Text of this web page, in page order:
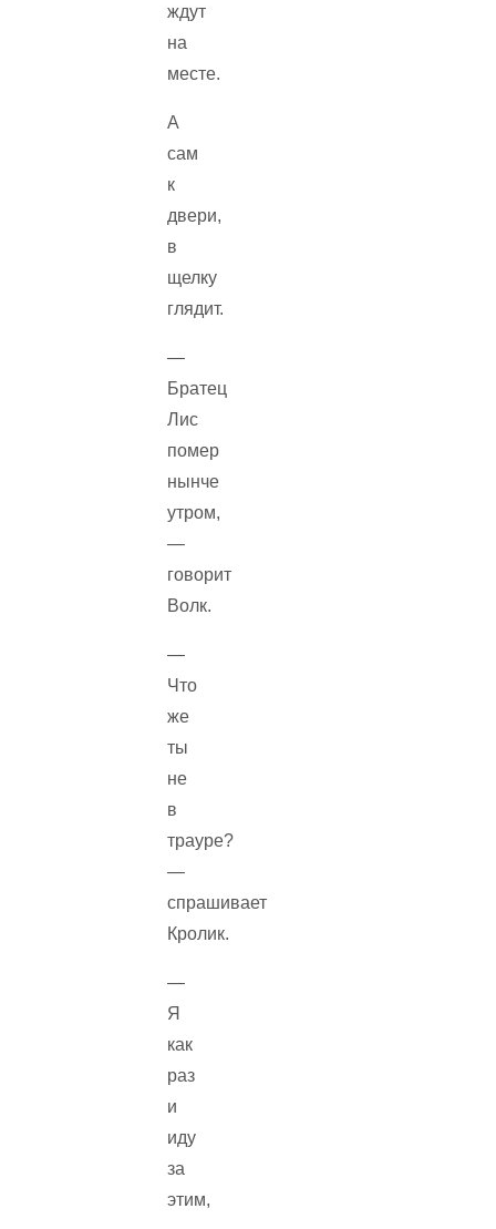
ждут
на
месте.
А
сам
к
двери,
в
щелку
глядит.
—
Братец
Лис
помер
нынче
утром,
—
говорит
Волк.
—
Что
же
ты
не
в
трауре?
—
спрашивает
Кролик.
—
Я
как
раз
и
иду
за
этим,